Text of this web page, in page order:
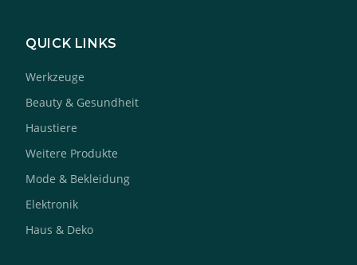
QUICK LINKS
Werkzeuge
Beauty & Gesundheit
Haustiere
Weitere Produkte
Mode & Bekleidung
Elektronik
Haus & Deko